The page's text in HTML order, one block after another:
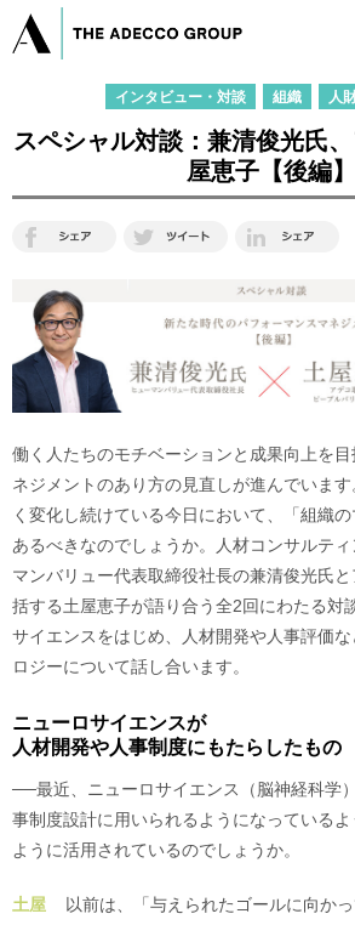
インタビュー・対談 組織 人
スペシャル対談：兼清俊光氏
屋恵子【後編】
働く人たちのモチベーションと成果向上を
ネジメントのあり方の見直しが進んでいま
く変化し続けている今日において、「組織
あるべきなのでしょうか。人材コンサルテ
マンバリュー代表取締役社長の兼清俊光氏
括する土屋恵子が語り合う全2回にわたる対
サイエンスをはじめ、人材開発や人事評価
ロジーについて話し合います。
ニューロサイエンスが
人材開発や人事制度にもたらしたもの
──最近、ニューロサイエンス（脳神経科学
事制度設計に用いられるようになっている
ように活用されているのでしょうか。
土屋
以前は、「与えられたゴールに向か